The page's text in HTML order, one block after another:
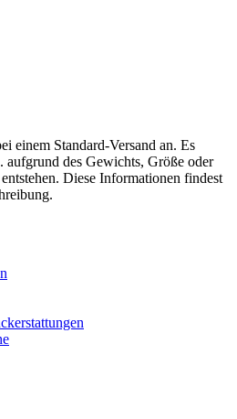
einem Standard-Versand an. Es
des Gewichts, Größe oder
Diese Informationen findest